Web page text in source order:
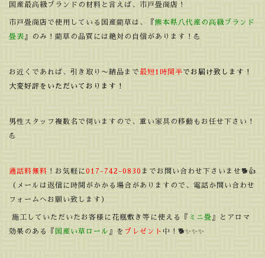
国産最高級ブランドの材料と言えば、市戸畳商店！
市戸畳商店で使用している国産藺草は、『熊本県八代産の高級ブランド
畳表 』のみ！藺草の品質には絶対の自信があります！💪
お近くであれば、引き取り〜納品まで最短1時間半でお届け致します！
大変好評をいただいております！
男性スタッフ複数名で伺いますので、重い家具の移動もお任せ下さい！
💪
通話料無料 ！お気軽に017-742-0830 までお問い合わせ下さいませ🐕👍
（メールは返信に時間がかかる場合がありますので、電話か問い合わせ
フォームへお願い致します）
施工していただいたお客様に花瓶敷き等に使える『 ミニ畳 』とアロマ
効果のある『 国産い草ロール 』を プレゼント 中！🐕✨✨✨